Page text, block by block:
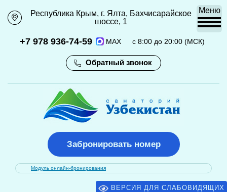
111
Республика Крым, г. Ялта, Бахчисарайское
шоссе, 1
111
+7 978 936-74-59 MAX с 8:00 до 20:00 (МСК)
Обратный звонок
Забронировать номер
Модуль онлайн-бронирования
ВЕРСИЯ ДЛЯ СЛАБОВИДЯЩИХ
Меню